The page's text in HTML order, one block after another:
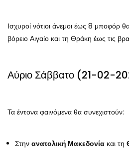
Ισχυροί νότιοι άνεμοι έως 8 μποφόρ
βόρειο Αιγαίο και τη Θράκη έως τις
Αύριο Σάββατο (21-02-
Τα έντονα φαινόμενα θα συνεχιστούν:
Στην ανατολική Μακεδονία και τη